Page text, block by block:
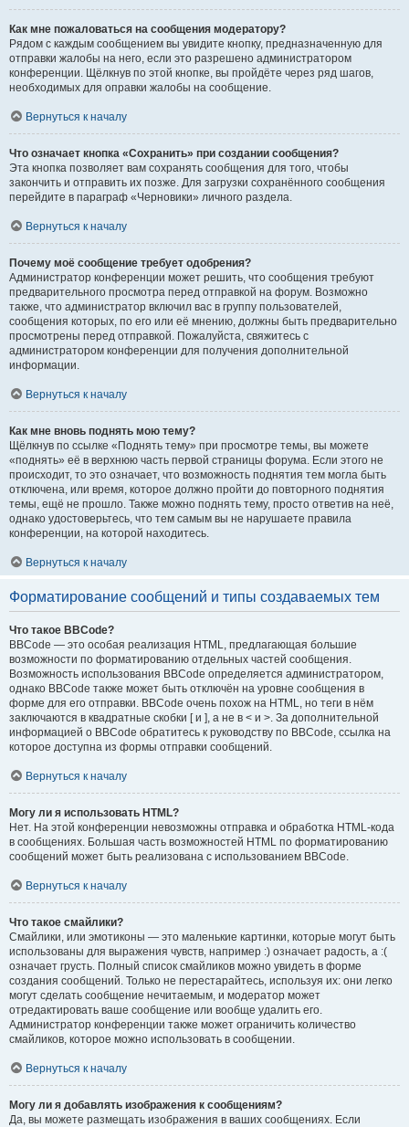
Как мне пожаловаться на сообщения модератору?
Рядом с каждым сообщением вы увидите кнопку, предназначенную для
отправки жалобы на него, если это разрешено администратором
конференции. Щёлкнув по этой кнопке, вы пройдёте через ряд шагов,
необходимых для оправки жалобы на сообщение.
Вернуться к началу
Что означает кнопка «Сохранить» при создании сообщения?
Эта кнопка позволяет вам сохранять сообщения для того, чтобы
закончить и отправить их позже. Для загрузки сохранённого сообщения
перейдите в параграф «Черновики» личного раздела.
Вернуться к началу
Почему моё сообщение требует одобрения?
Администратор конференции может решить, что сообщения требуют
предварительного просмотра перед отправкой на форум. Возможно
также, что администратор включил вас в группу пользователей,
сообщения которых, по его или её мнению, должны быть предварительно
просмотрены перед отправкой. Пожалуйста, свяжитесь с
администратором конференции для получения дополнительной
информации.
Вернуться к началу
Как мне вновь поднять мою тему?
Щёлкнув по ссылке «Поднять тему» при просмотре темы, вы можете
«поднять» её в верхнюю часть первой страницы форума. Если этого не
происходит, то это означает, что возможность поднятия тем могла быть
отключена, или время, которое должно пройти до повторного поднятия
темы, ещё не прошло. Также можно поднять тему, просто ответив на неё,
однако удостоверьтесь, что тем самым вы не нарушаете правила
конференции, на которой находитесь.
Вернуться к началу
Форматирование сообщений и типы создаваемых тем
Что такое BBCode?
BBCode — это особая реализация HTML, предлагающая большие
возможности по форматированию отдельных частей сообщения.
Возможность использования BBCode определяется администратором,
однако BBCode также может быть отключён на уровне сообщения в
форме для его отправки. BBCode очень похож на HTML, но теги в нём
заключаются в квадратные скобки [ и ], а не в < и >. За дополнительной
информацией о BBCode обратитесь к руководству по BBCode, ссылка на
которое доступна из формы отправки сообщений.
Вернуться к началу
Могу ли я использовать HTML?
Нет. На этой конференции невозможны отправка и обработка HTML-кода
в сообщениях. Большая часть возможностей HTML по форматированию
сообщений может быть реализована с использованием BBCode.
Вернуться к началу
Что такое смайлики?
Смайлики, или эмотиконы — это маленькие картинки, которые могут быть
использованы для выражения чувств, например :) означает радость, а :(
означает грусть. Полный список смайликов можно увидеть в форме
создания сообщений. Только не перестарайтесь, используя их: они легко
могут сделать сообщение нечитаемым, и модератор может
отредактировать ваше сообщение или вообще удалить его.
Администратор конференции также может ограничить количество
смайликов, которое можно использовать в сообщении.
Вернуться к началу
Могу ли я добавлять изображения к сообщениям?
Да, вы можете размещать изображения в ваших сообщениях. Если